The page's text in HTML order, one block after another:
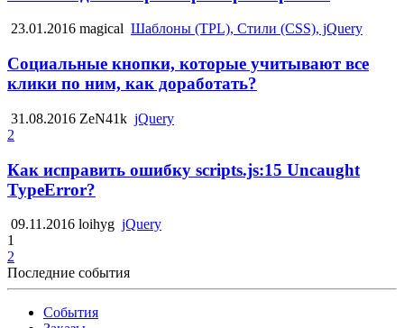
23.01.2016 magical Шаблоны (TPL), Стили (CSS), jQuery
Социальные кнопки, которые учитывают все
клики по ним, как доработать?
31.08.2016 ZeN41k jQuery
2
Как исправить ошибку scripts.js:15 Uncaught
TypeError?
09.11.2016 loihyg jQuery
1
2
Последние события
События